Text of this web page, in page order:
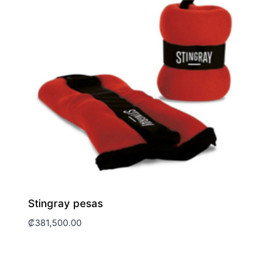
Stingray pesas
₡381,500.00